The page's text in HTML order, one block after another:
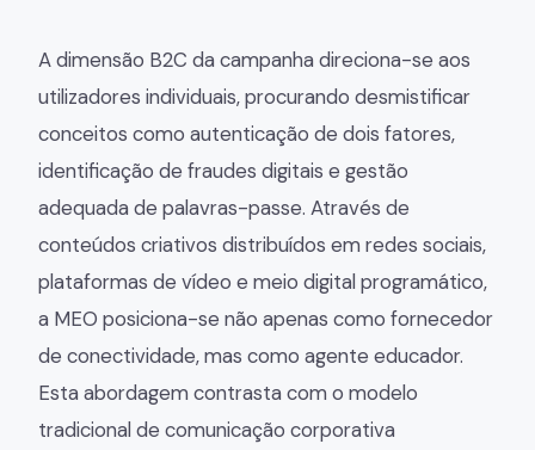
A dimensão B2C da campanha direciona-se aos
utilizadores individuais, procurando desmistificar
conceitos como autenticação de dois fatores,
identificação de fraudes digitais e gestão
adequada de palavras-passe. Através de
conteúdos criativos distribuídos em redes sociais,
plataformas de vídeo e meio digital programático,
a MEO posiciona-se não apenas como fornecedor
de conectividade, mas como agente educador.
Esta abordagem contrasta com o modelo
tradicional de comunicação corporativa